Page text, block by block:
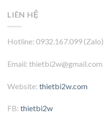
LIÊN HỆ
Hotline: 0932.167.099 (Zalo)
Email: thietbi2w@gmail.com
Website: thietbi2w.com
FB: thietbi2w